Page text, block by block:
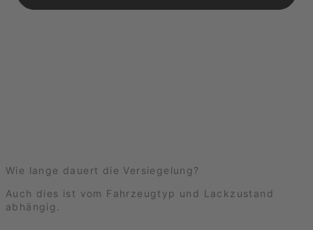
Wie lange dauert die Versiegelung?
Auch dies ist vom Fahrzeugtyp und Lackzustand
abhängig.